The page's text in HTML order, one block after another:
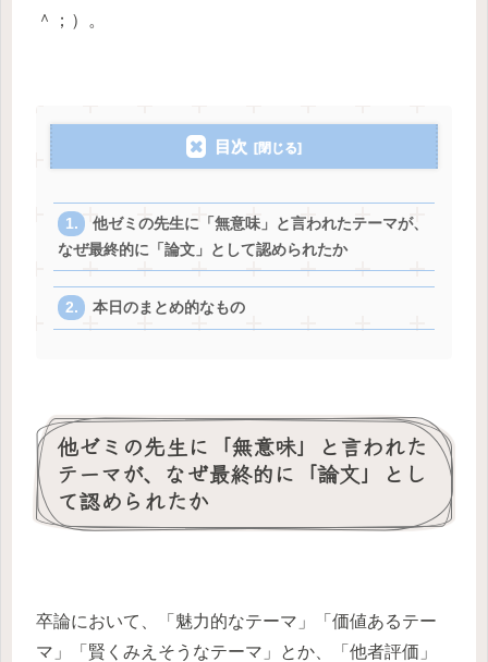
＾；）。
目次
他ゼミの先生に「無意味」と言われたテーマが、
なぜ最終的に「論文」として認められたか
本日のまとめ的なもの
他ゼミの先生に「無意味」と言われた
テーマが、なぜ最終的に「論文」とし
て認められたか
卒論において、「魅力的なテーマ」「価値あるテー
マ」「賢くみえそうなテーマ」とか、「他者評価」